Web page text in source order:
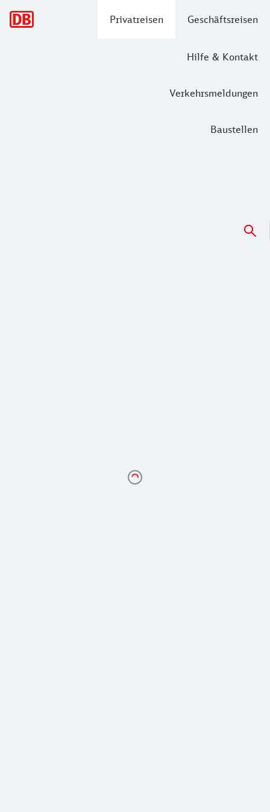
Privatreisen Geschäftsreisen
Hilfe & Kontakt
Verkehrsmeldungen
Baustellen